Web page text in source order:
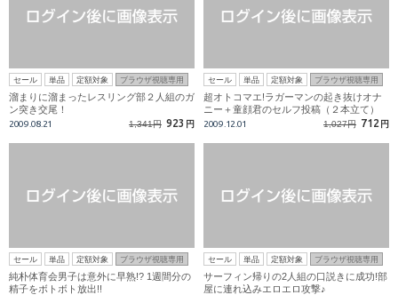
セール 単品 定額対象 ブラウザ視聴専用
溜まりに溜まったレスリング部２人組のガ
ン突き交尾！
2009.08.21 1,341円 923 円
セール 単品 定額対象 ブラウザ視聴専用
超オトコマエ!ラガーマンの起き抜けオナ
ニー＋童顔君のセルフ投稿（２本立て）
2009.12.01 1,027円 712 円
セール 単品 定額対象 ブラウザ視聴専用
純朴体育会男子は意外に早熟!? 1週間分の
精子をボトボト放出!!
セール 単品 定額対象 ブラウザ視聴専用
サーフィン帰りの2人組の口説きに成功!部
屋に連れ込みエロエロ攻撃♪